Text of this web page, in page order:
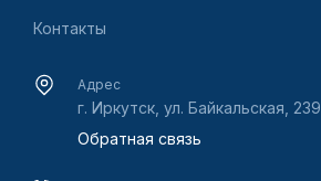
Контакты
Адрес
г. Иркутск, ул. Байкальская, 239
Обратная связь